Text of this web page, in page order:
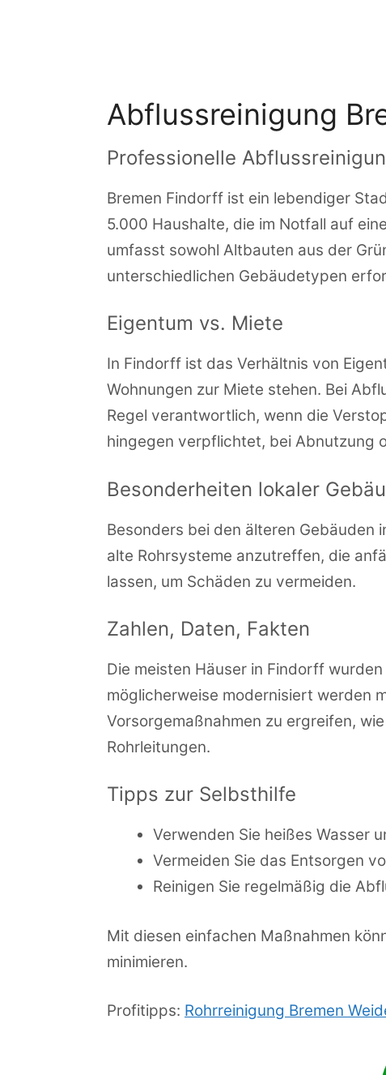
Abflussreinigung
Professionelle
Bremen Findorff ist ein lebendiger
5.000 Haushalte, die im Notfall auf
umfasst sowohl Altbauten aus der
unterschiedlichen Gebäudetypen
Eigentum vs. Miete
In Findorff ist das Verhältnis von
Wohnungen zur Miete stehen. Bei
Regel verantwortlich, wenn die
hingegen verpflichtet, bei Abnutzung
Besonderheiten lokaler
Besonders bei den älteren
alte Rohrsysteme anzutreffen, die
lassen, um Schäden zu vermeiden.
Zahlen, Daten, Fakten
Die meisten Häuser in Findorff
möglicherweise modernisiert werden
Vorsorgemaßnahmen zu ergreifen,
Rohrleitungen.
Tipps zur Selbsthilfe
Verwenden Sie heißes Wasser
Vermeiden Sie das Entsorgen
Reinigen Sie regelmäßig die
Mit diesen einfachen Maßnahmen
minimieren.
Profitipps: Rohrreinigung Bremen